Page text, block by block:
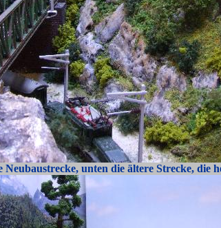
unten die ältere Strecke, die